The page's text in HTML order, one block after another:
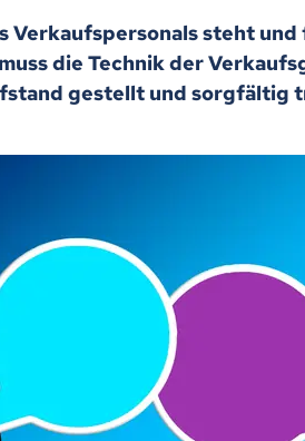
Verkaufspersonals steht
die Technik der
gestellt und sorgfältig